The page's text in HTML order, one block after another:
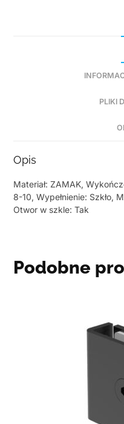
PLIKI
Opis
Materiał: ZAMAK,
8-10, Wypełnienie: Szkło,
Otwor w szkle: Tak
Podobne